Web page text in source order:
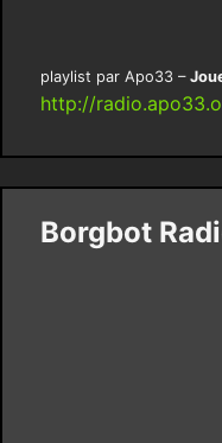
playlist par Apo33 –
http://
Borgbot